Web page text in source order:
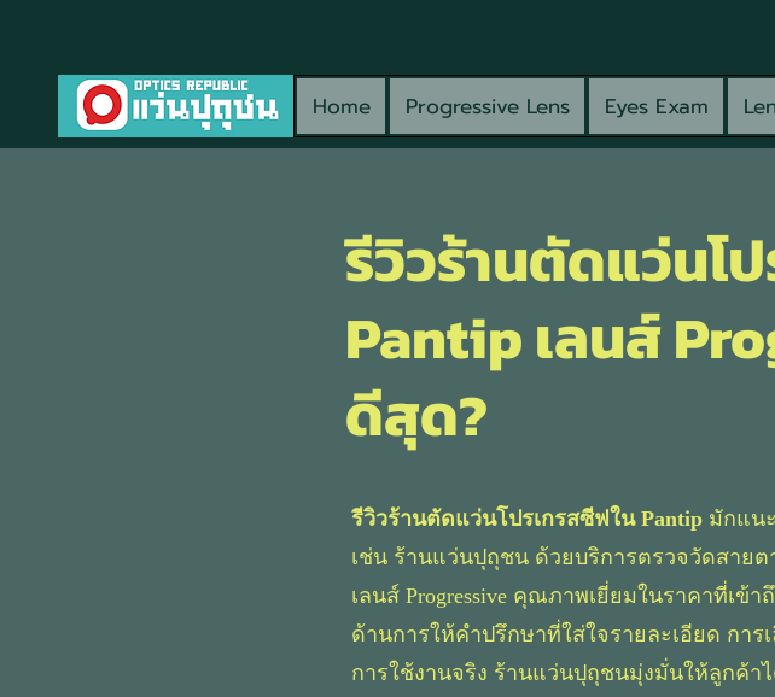
Home Progressive Lens Eyes Exam
รีวิวร้านตัดแว่นโ
Pantip เลนส์
ดีสุด?
รีวิวร้านตัดแว่นโปรเกรสซีฟใน Pantip มักแน
เช่น ร้านแว่นปุถุชน ด้วยบริการตรวจวัดสาย
เลนส์ Progressive คุณภาพเยี่ยมในราคาที่เข้
ด้านการให้คำปรึกษาที่ใส่ใจรายละเอียด กา
การใช้งานจริง ร้านแว่นปุถุชนมุ่งมั่นให้ลูกค้า